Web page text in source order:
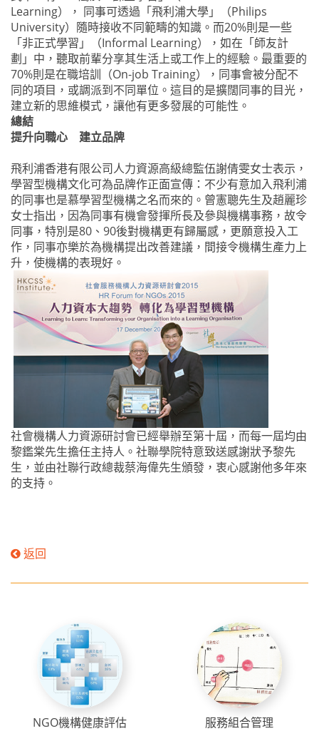
Learning）， 同事可透過「飛利浦大學」（Philips
University）隨時接收不同範疇的知識。而20%則是一些
「非正式學習」（Informal Learning），如在「師友計
劃」中，聽取前輩分享其生活上或工作上的經驗。最重要的
70%則是在職培訓（On-job Training），同事會被分配不
同的項目，或調派到不同單位。這目的是擴闊同事的目光，
建立新的思維模式，讓他有更多發展的可能性。
總結
提升向職心 建立品牌
飛利浦香港有限公司人力資源高級總監伍謝倩雯女士表示，
學習型機構文化可為品牌作正面宣傳：不少有意加入飛利浦
的同事也是慕學習型機構之名而來的。曾憲聰先生及趙麗珍
女士指出，因為同事有機會發揮所長及參與機構事務，故令
同事，特別是80、90後對機構更有歸屬感，更願意投入工
作，同事亦樂於為機構提出改善建議，間接令機構生產力上
升，使機構的表現好。
社會機構人力資源研討會已經舉辦至第十屆，而每一屆均由
黎鑑棠先生擔任主持人。社聯學院特意致送感謝狀予黎先
生，並由社聯行政總裁蔡海偉先生頒發，衷心感謝他多年來
的支持。
返回
NGO機構健康評估 服務組合管理